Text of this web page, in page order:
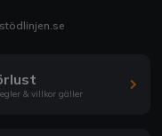
& villkor gäller